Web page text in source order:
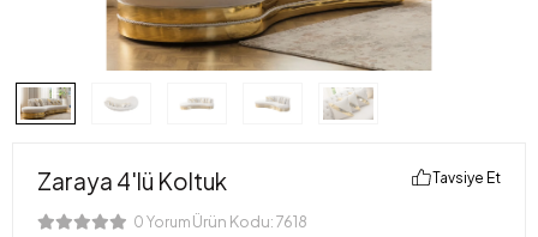
Zaraya 4'lü Koltuk
0 Yorum Ürün Kodu:7618
Tavsiye Et